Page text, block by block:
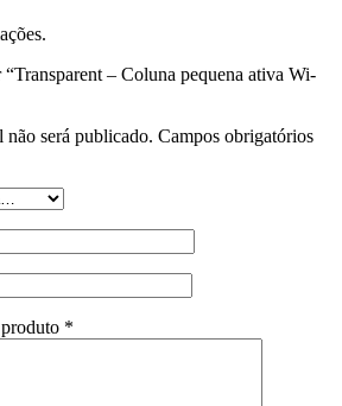
– Coluna pequena ativa Wi-
não será publicado. Campos obrigatórios
*